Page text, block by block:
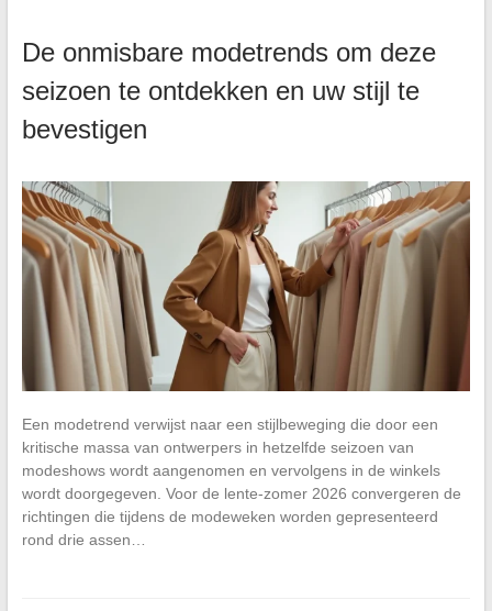
De onmisbare modetrends om deze
seizoen te ontdekken en uw stijl te
bevestigen
Een modetrend verwijst naar een stijlbeweging die door een
kritische massa van ontwerpers in hetzelfde seizoen van
modeshows wordt aangenomen en vervolgens in de winkels
wordt doorgegeven. Voor de lente-zomer 2026 convergeren de
richtingen die tijdens de modeweken worden gepresenteerd
rond drie assen…